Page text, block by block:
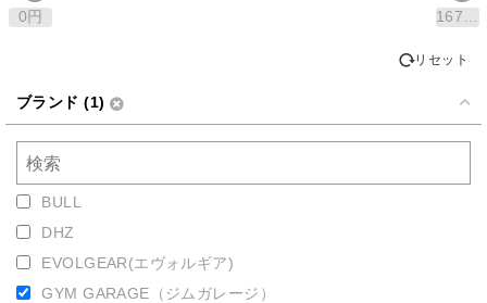
0円 1670680
リセット
ブランド (1)
BULL
DHZ
EVOLGEAR(エヴォルギア)
GYM GARAGE（ジムガレージ）